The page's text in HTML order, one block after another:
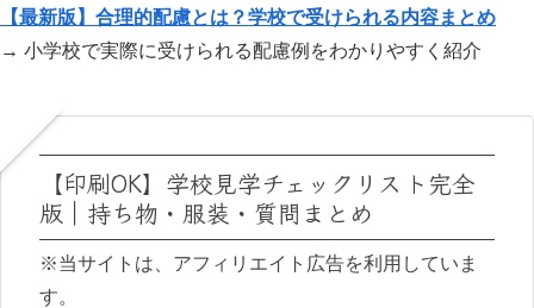
【最新版】合理的配慮とは？学校で受けられる内容まとめ
→ 小学校で実際に受けられる配慮例をわかりやすく紹介
【印刷OK】学校見学チェックリスト完全
版｜持ち物・服装・質問まとめ
※当サイトは、アフィリエイト広告を利用していま
す。